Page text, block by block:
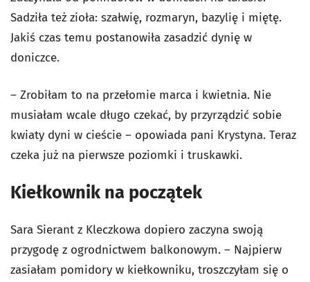
Sadziła też zioła: szałwię, rozmaryn, bazylię i miętę.
Jakiś czas temu postanowiła zasadzić dynię w
doniczce.
– Zrobiłam to na przełomie marca i kwietnia. Nie
musiałam wcale długo czekać, by przyrządzić sobie
kwiaty dyni w cieście – opowiada pani Krystyna. Teraz
czeka już na pierwsze poziomki i truskawki.
Kiełkownik na początek
Sara Sierant z Kleczkowa dopiero zaczyna swoją
przygodę z ogrodnictwem balkonowym. – Najpierw
zasiałam pomidory w kiełkowniku, troszczyłam się o